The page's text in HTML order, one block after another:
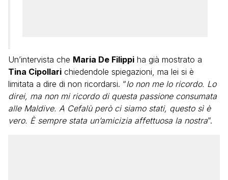
Un’intervista che Maria De Filippi ha già mostrato a
Tina Cipollari chiedendole spiegazioni, ma lei si è
limitata a dire di non ricordarsi. “Io non me lo ricordo. Lo
direi, ma non mi ricordo di questa passione consumata
alle Maldive. A Cefalù però ci siamo stati, questo sì è
vero. È sempre stata un’amicizia affettuosa la nostra”.